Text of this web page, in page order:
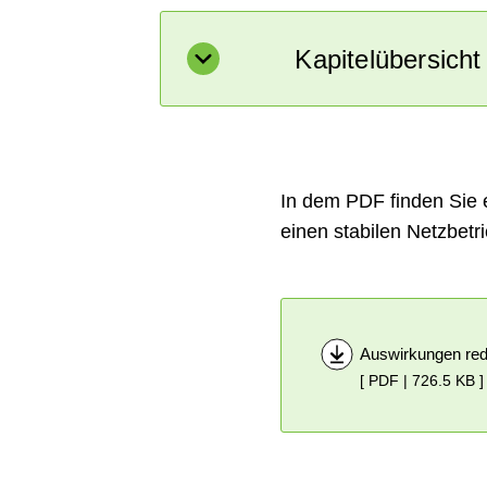
Kapitelübersicht
Erläuterung der
Installierte Leistungen
Energiesalden
Das
In dem PDF finden Sie
einen stabilen
Auswirkungen
[ PDF | 726.5 KB ]